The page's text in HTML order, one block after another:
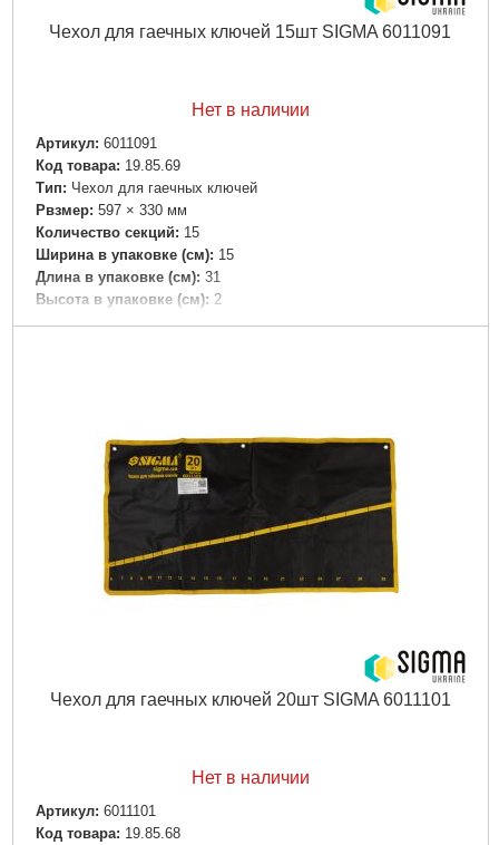
Чехол для гаечных ключей 15шт SIGMA 6011091
Нет в наличии
Артикул: 6011091
Код товара: 19.85.69
Tип: Чехол для гаечных ключей
Рвзмер: 597 × 330 мм
Количество секций: 15
Ширина в упаковке (см): 15
Длина в упаковке (см): 31
Высота в упаковке (см): 2
Габариты упаковки: 240x170x30 мм
Чехол для гаечных ключей 20шт SIGMA 6011101
Нет в наличии
Артикул: 6011101
Код товара: 19.85.68